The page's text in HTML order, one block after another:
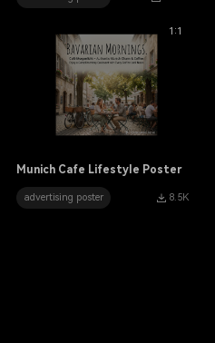
1:1
Munich Cafe Lifestyle Poster
advertising poster
8.5K